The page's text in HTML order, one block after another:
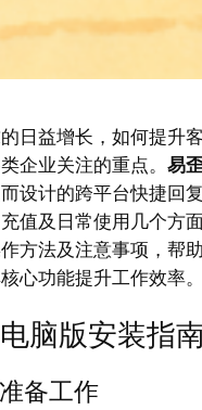
日益增长，如何提升
企业关注的重点。 易
设计的跨平台快捷回
值及日常使用几个方
方法及注意事项，帮
心功能提升工作效率。
脑版安装指
备工作